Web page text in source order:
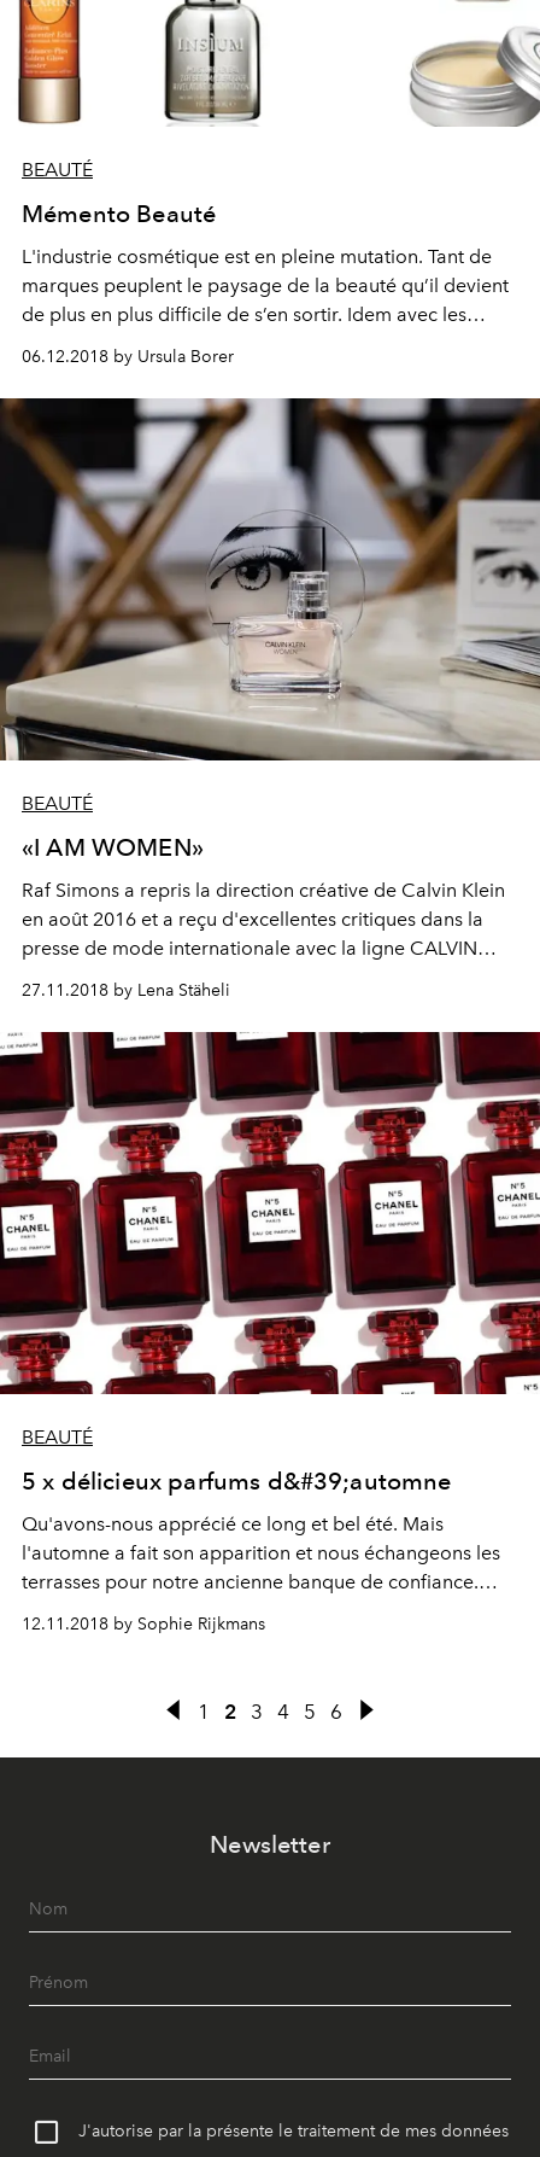
BEAUTÉ
Mémento Beauté
L'industrie cosmétique est en pleine mutation. Tant de
marques peuplent le paysage de la beauté qu’il devient
de plus en plus difficile de s’en sortir. Idem avec les
textures et leurs utilisations. Voici un mémento pour vous
aider à vous retrouver dans cette jungle de la
cosmétique.
06.12.2018 by Ursula Borer
BEAUTÉ
«I AM WOMEN»
Raf Simons a repris la direction créative de Calvin Klein
en août 2016 et a reçu d'excellentes critiques dans la
presse de mode internationale avec la ligne CALVIN
KLEIN 205W39NY. Il a remis au goût du jour le western-
chic et imprimé des œuvres d’art d’Andy Warhol sur des
jeans et des écharpes. Pour la première fois, le designer
belge et son équipe créent un parfum. Deux visages de
l’équipe sont aussi bien connus: les actrices Saoirse
Ronan et Lupita Nyong'o. Elles ont participé activement
au processus de création du parfum en devenant en
même temps les nouvelles égéries de la campagne. Le
staff et le créateur ont passé deux ans à mettre au point
un parfum féminin unique dans un flacon très esthétique.
Le résultat est présenté dans une campagne envoûtante
et nonchalante avec un jus pour tous les types de
femmes et tous les âges.
27.11.2018 by Lena Stäheli
BEAUTÉ
5 x délicieux parfums d&#39;automne
Qu'avons-nous apprécié ce long et bel été. Mais
l'automne a fait son apparition et nous échangeons les
terrasses pour notre ancienne banque de confiance.
Mais d'abord à l'armoire de salle de bain ...
12.11.2018 by Sophie Rijkmans
1 2 3 4 5 6
Newsletter
J'autorise par la présente le traitement de mes données